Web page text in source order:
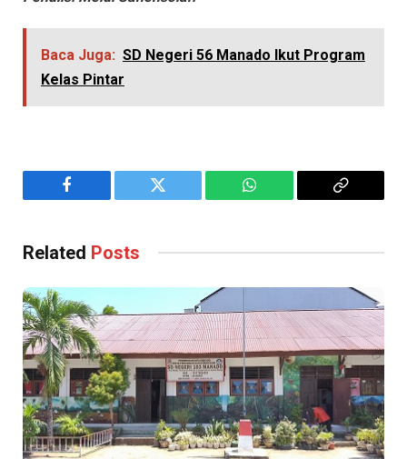
Baca Juga: SD Negeri 56 Manado Ikut Program
Kelas Pintar
Facebook Twitter WhatsApp
Copy
Related Posts